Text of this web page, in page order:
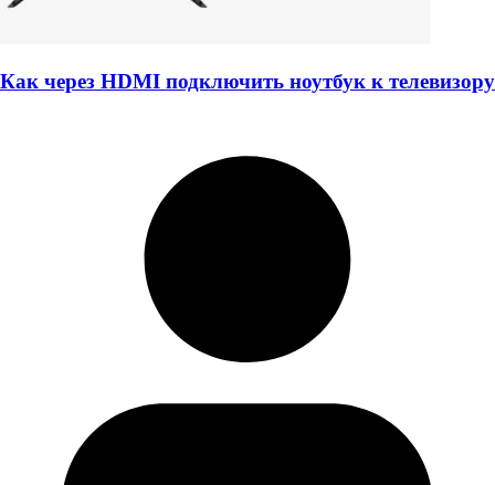
Как через HDMI подключить ноутбук к телевизору